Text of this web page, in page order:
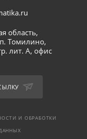
область,
Томилино,
лит. А, офис
И ОБРАБОТКИ